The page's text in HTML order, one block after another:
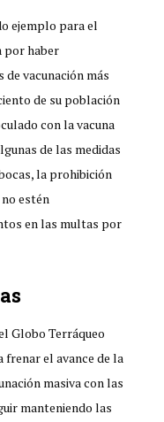
ejemplo para el
por haber
vacunación más
de su población
con la vacuna
de las medidas
la prohibición
estén
en las multas por
Globo Terráqueo
el avance de la
masiva con las
manteniendo las